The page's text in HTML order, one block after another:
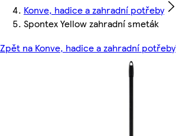
Konve, hadice a zahradní potřeby
Spontex Yellow zahradní smeták
Zpět na Konve, hadice a zahradní potřeby